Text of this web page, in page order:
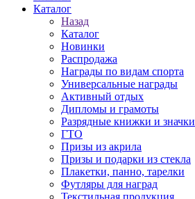
Каталог
Назад
Каталог
Новинки
Распродажа
Награды по видам спорта
Универсальные награды
Активный отдых
Дипломы и грамоты
Разрядные книжки и значки
ГТО
Призы из акрила
Призы и подарки из стекла
Плакетки, панно, тарелки
Футляры для наград
Текстильная продукция